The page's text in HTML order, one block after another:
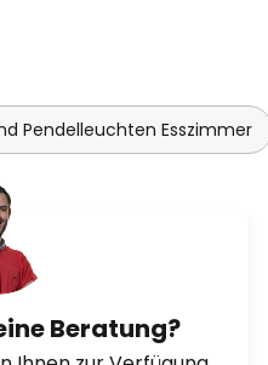
Pendelleuchten Esszimmer
Beratung?